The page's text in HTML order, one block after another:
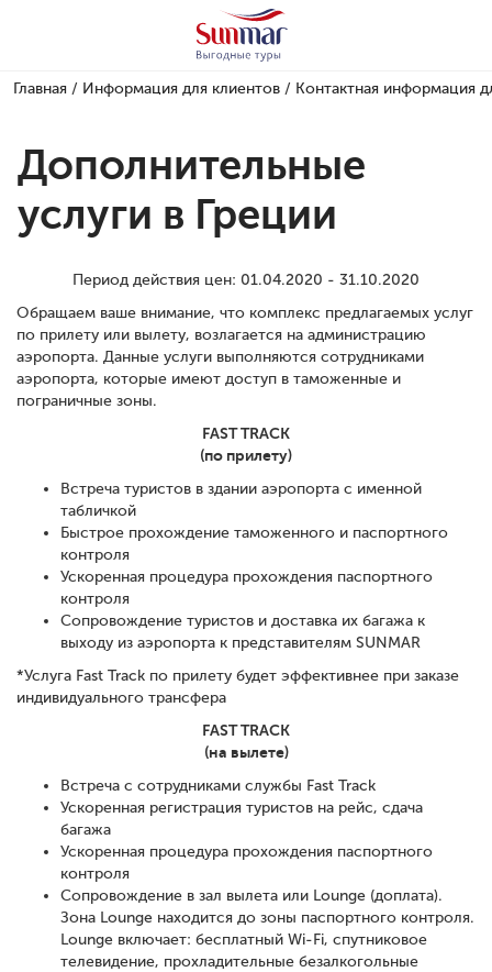
Главная / Информация для клиентов / Контактная информация
Дополнительные
услуги в Греции
Период действия цен: 01.04.2020 - 31.10.2020
Обращаем ваше внимание, что комплекс предлагаемых услуг
по прилету или вылету, возлагается на администрацию
аэропорта. Данные услуги выполняются сотрудниками
аэропорта, которые имеют доступ в таможенные и
пограничные зоны.
FAST TRACK
(по прилету)
Встреча туристов в здании аэропорта с именной
табличкой
Быстрое прохождение таможенного и паспортного
контроля
Ускоренная процедура прохождения паспортного
контроля
Сопровождение туристов и доставка их багажа к
выходу из аэропорта к представителям SUNMAR
*Услуга Fast Track по прилету будет эффективнее при заказе
индивидуального трансфера
FAST TRACK
(на вылете)
Встреча с сотрудниками службы Fast Track
Ускоренная регистрация туристов на рейс, сдача
багажа
Ускоренная процедура прохождения паспортного
контроля
Сопровождение в зал вылета или Lounge (доплата).
Зона Lounge находится до зоны паспортного контроля.
Lounge включает: бесплатный Wi-Fi, спутниковое
телевидение, прохладительные безалкогольные